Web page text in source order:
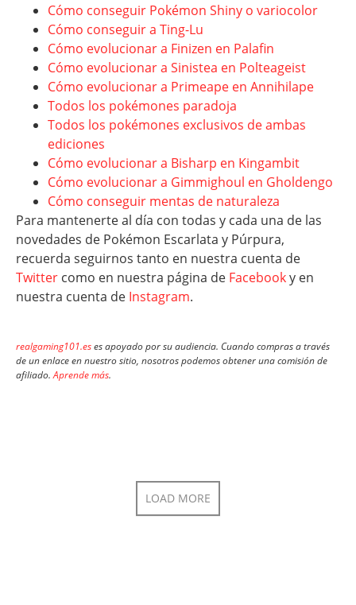
Cómo conseguir Pokémon Shiny o variocolor
Cómo conseguir a Ting-Lu
Cómo evolucionar a Finizen en Palafin
Cómo evolucionar a Sinistea en Polteageist
Cómo evolucionar a Primeape en Annihilape
Todos los pokémones paradoja
Todos los pokémones exclusivos de ambas
ediciones
Cómo evolucionar a Bisharp en Kingambit
Cómo evolucionar a Gimmighoul en Gholdengo
Cómo conseguir mentas de naturaleza
Para mantenerte al día con todas y cada una de las
novedades de Pokémon Escarlata y Púrpura,
recuerda seguirnos tanto en nuestra cuenta de
Twitter como en nuestra página de Facebooky en
nuestra cuenta de Instagram.
realgaming101.eses apoyado por su audiencia. Cuando compras a través
de un enlace en nuestro sitio, nosotros podemos obtener una comisión de
afiliado.Aprende más.
LOAD MORE